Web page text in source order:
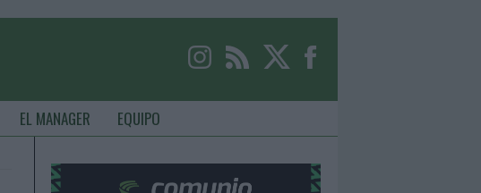
EL MANAGER EQUIPO